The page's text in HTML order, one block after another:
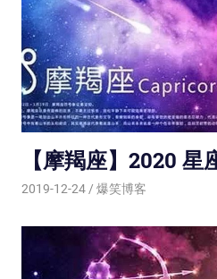
【摩羯座】2020 星
2019-12-24 爆笑博客